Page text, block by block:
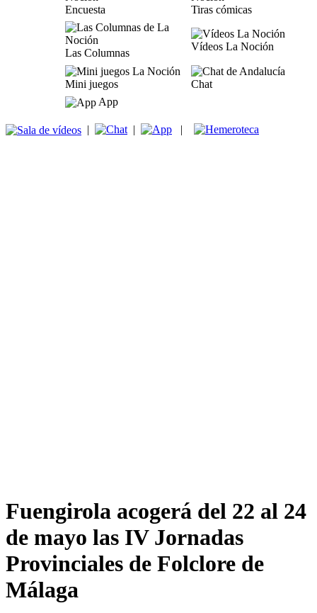
Encuesta Tiras cómicas
Las Columnas
Vídeos La Noción
Mini juegos
Chat
App
| | |
Fuengirola acogerá del 22 al 24
de mayo las IV Jornadas
Provinciales de Folclore de
Málaga